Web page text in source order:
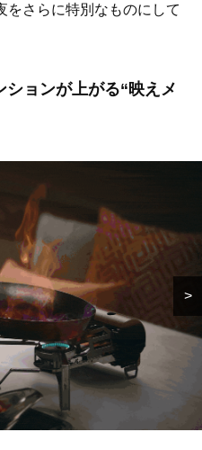
をさらに特別なものにして
ョンが上がる“映えメ
>